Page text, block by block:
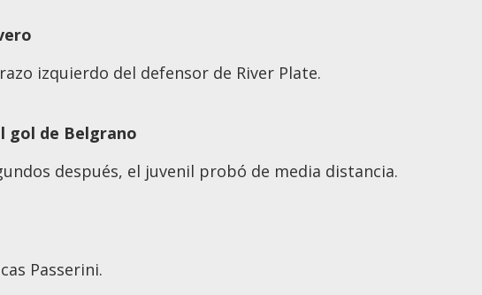
izquierdo del defensor de River Plate.
gol de Belgrano
después, el juvenil probó de media distancia.
Passerini.